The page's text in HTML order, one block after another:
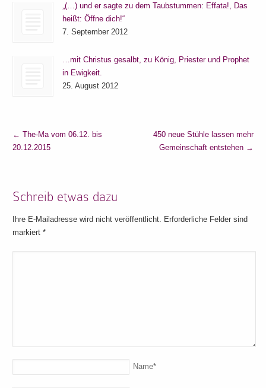
„(…) und er sagte zu dem Taubstummen: Effata!, Das
heißt: Öffne dich!“
7. September 2012
…mit Christus gesalbt, zu König, Priester und Prophet
in Ewigkeit.
25. August 2012
← The-Ma vom 06.12. bis
20.12.2015
450 neue Stühle lassen mehr
Gemeinschaft entstehen →
Schreib etwas dazu
Ihre E-Mailadresse wird nicht veröffentlicht. Erforderliche Felder sind
markiert*
Name*